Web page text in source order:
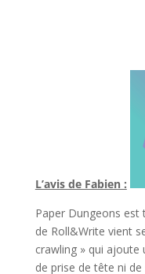
L’avis de Fabien :
Paper Dungeons est
de Roll&Write vient
crawling » qui ajoute
de prise de tête ni